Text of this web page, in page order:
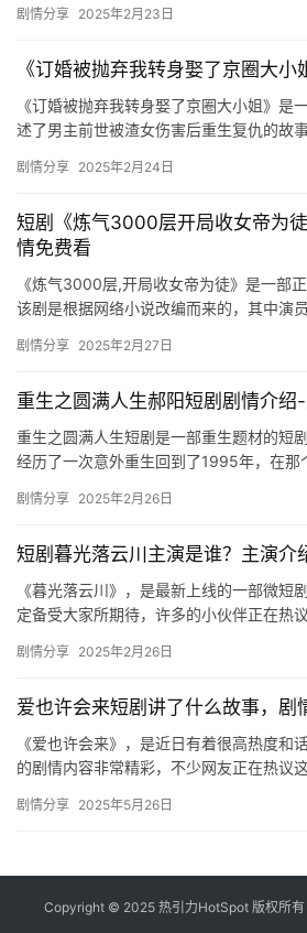
剧情分享 2025年2月23日
《订婚被抛弃我转身娶了京圈大
《订婚被抛弃我转身娶了京圈大小姐》是
述了男主前世被渣女伤害后重生复仇的故
的…
剧情分享 2025年2月24日
短剧《炼气3000层开局收女帝为
情免费看
《炼气3000层,开局收女帝为徒》是一部
该剧是根据网络小说改编而来的，其中演
剧情分享 2025年2月27日
重生之圆满人生郝阳短剧剧情介绍
重生之圆满人生短剧是一部重生题材的短
经历了一次意外重生回到了1995年，在那
介…
剧情分享 2025年2月26日
短剧暮光落云川主演是谁？主演介
《暮光落云川》，是最新上线的一部微短
定备受大家所期待，许多的小伙伴正在热
主演…
剧情分享 2025年2月26日
爱也许会来短剧讲了什么故事，剧
《爱也许会来》，是近日有着很高热度和
的剧情内容非常精彩，不少网友正在热议
讲了…
剧情分享 2025年5月26日
Copyright © 2025 热引力HotSpot 版权所有